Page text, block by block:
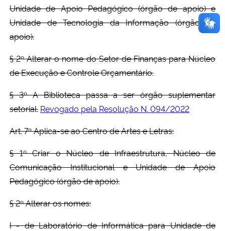
Unidade de Apoio Pedagógico (órgão de apoio) e
Unidade de Tecnologia da Informação (órgão de
apoio).
§ 2º Alterar o nome do Setor de Finanças para Núcleo
de Execução e Controle Orçamentário.
§ 3º A Biblioteca passa a ser órgão suplementar
setorial. Revogado pela Resolução N. 094/2022
Art. 7º Aplica-se ao Centro de Artes e Letras:
§ 1º Criar o Núcleo de Infraestrutura, Núcleo de
Comunicação Institucional e Unidade de Apoio
Pedagógico (órgão de apoio).
§ 2º Alterar os nomes:
I - de Laboratório de Informática para Unidade de